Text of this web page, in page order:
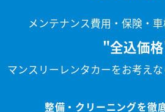
メンテナンス費用・保険・
"全込価
マンスリーレンタカーをお考え
整備・クリーニングを徹